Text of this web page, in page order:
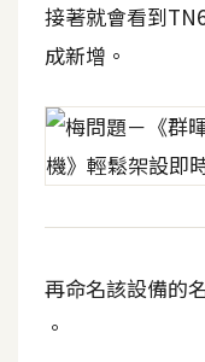
接著就會看到
成新增。
再命名該設備的
。